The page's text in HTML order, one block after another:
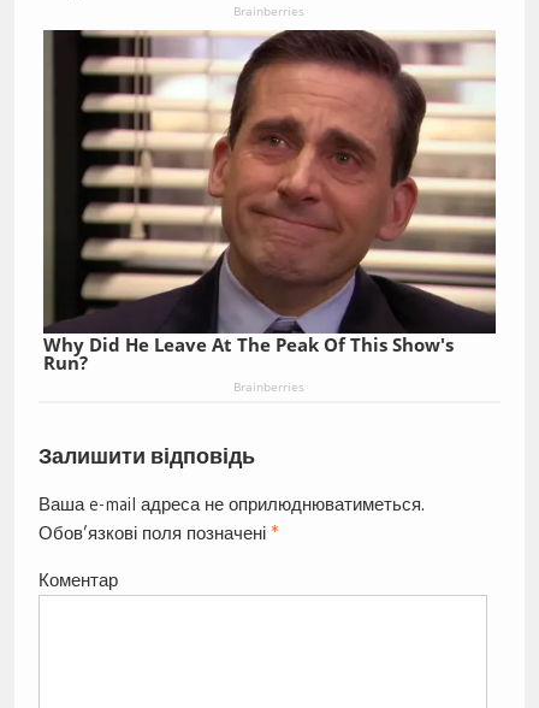
Brainberries
Why Did He Leave At The Peak Of This Show's
Run?
Brainberries
Залишити відповідь
Ваша e-mail адреса не оприлюднюватиметься.
Обов’язкові поля позначені *
Коментар